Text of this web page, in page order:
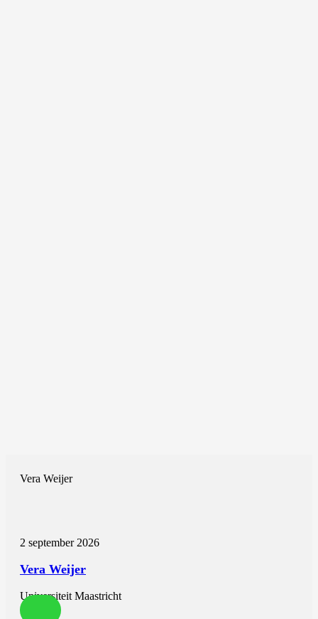
Vera Weijer
2 september 2026
Vera Weijer
Universiteit Maastricht